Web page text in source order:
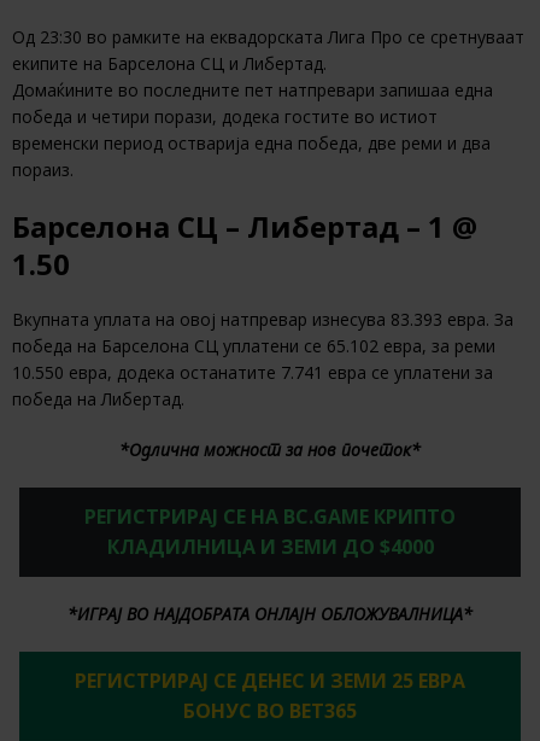
Од 23:30 во рамките на еквадорската Лига Про се сретнуваат
екипите на Барселона СЦ и Либертад.
Домаќините во последните пет натпревари запишаа една
победа и четири порази, додека гостите во истиот
временски период остварија една победа, две реми и два
пораиз.
Барселона СЦ – Либертад – 1 @
1.50
Вкупната уплата на овој натпревар изнесува 83.393 евра. За
победа на Барселона СЦ уплатени се 65.102 евра, за реми
10.550 евра, додека останатите 7.741 евра се уплатени за
победа на Либертад.
*Одлична можност за нов почеток*
РЕГИСТРИРАЈ СЕ НА BC.GAME КРИПТО
КЛАДИЛНИЦА И ЗЕМИ ДО $4000
*ИГРАЈ ВО НАЈДОБРАТА ОНЛАЈН ОБЛОЖУВАЛНИЦА*
РЕГИСТРИРАЈ СЕ ДЕНЕС И ЗЕМИ 25 ЕВРА
БОНУС ВО BET365